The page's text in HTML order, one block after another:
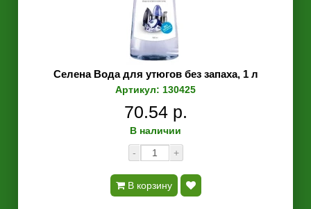
Селена Вода для утюгов без запаха, 1 л
Артикул: 130425
70.54 р.
В наличии
-
+
В корзину